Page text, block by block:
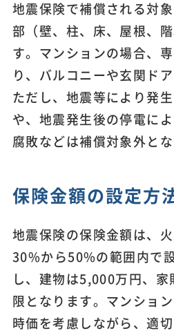
地震保険で補償される対
部（壁、柱、床、屋根、
す。マンションの場合、
り、バルコニーや玄関ド
ただし、地震等により発
や、地震発生後の停電に
腐敗などは補償対象外とな
保険金額の設定方
地震保険の保険金額は、
30%から50%の範囲内で
し、建物は5,000万円、
限となります。マンショ
時価を考慮しながら、適